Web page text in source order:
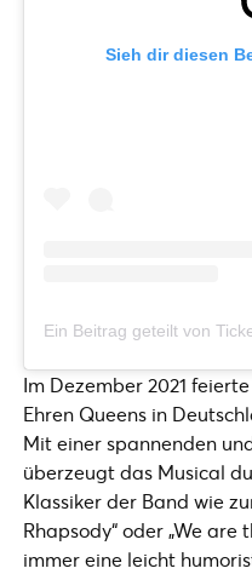
Sieh dir diesen
Im Dezember 2021
Ehren Queens in
Mit einer spannenden
überzeugt das Musical
Klassiker der Band wie
Rhapsody“ oder „We
immer eine leicht